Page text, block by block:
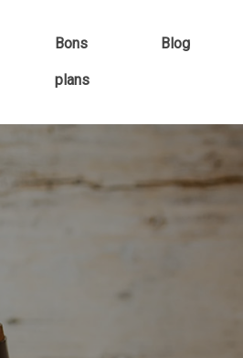
Bons
plans
Blog